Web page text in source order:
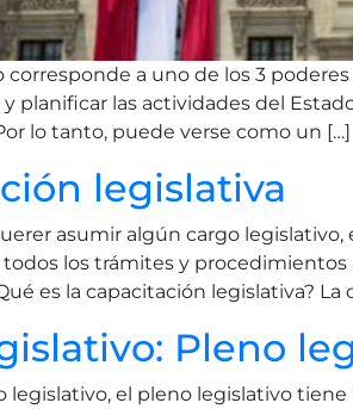
corresponde a uno de los 3
planificar las actividades del
lo tanto, puede verse como un […]
legislativa
asumir algún cargo legislativo,
los trámites y procedimientos
es la capacitación legislativa?
Pleno
legislativo, el pleno legislativo